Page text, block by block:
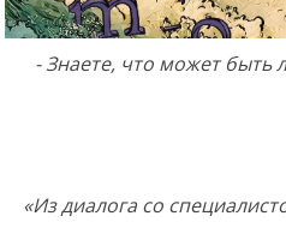
- Знаете, что может быть
«Из диалога со